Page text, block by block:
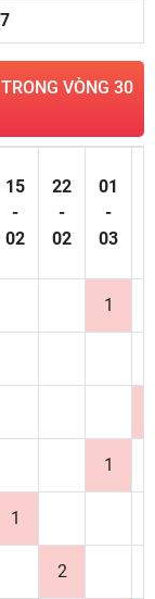
VÒNG 30
15
-
02
22
-
02
01
-
03
1
1
1
2